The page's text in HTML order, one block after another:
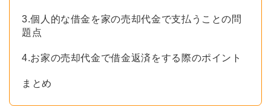
3.個人的な借金を家の売却代金で支払うことの問
題点
4.お家の売却代金で借金返済をする際のポイント
まとめ